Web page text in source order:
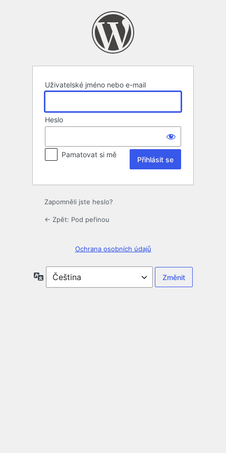
Uživatelské jméno nebo e-mail
Heslo
Pamatovat si mě
Zapomněli jste heslo?
← Zpět: Pod peřinou
Ochrana osobních údajů
Jazyky